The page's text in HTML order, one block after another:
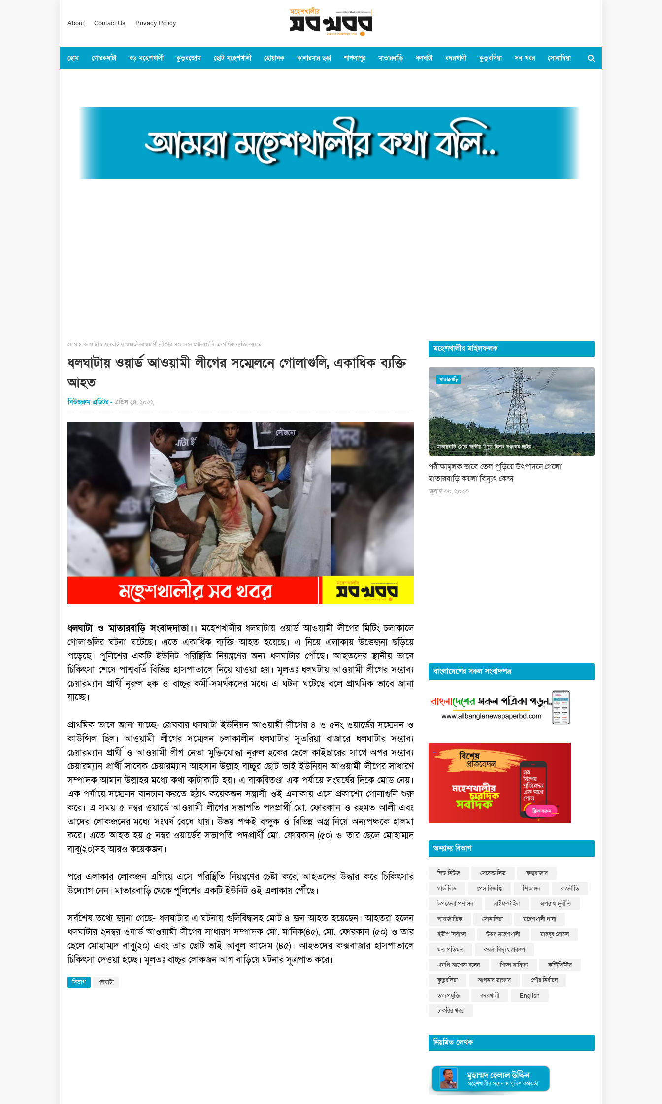
About Contact Us Privacy Policy
হোম গোরকঘাটা বড় মহেশখালী কুতুবজোম ছোট মহেশখালী হোয়ানক কালারমার ছড়া শাপলাপুর মাতারবাড়ি ধলঘাটা বদরখালী কুতুবদিয়া সব খবর সোনাদিয়া
হোম ধলঘাটা ধলঘাটায় ওয়ার্ড আওয়ামী লীগের সম্মেলনে গোলাগুলি, একাধিক ব্যক্তি আহত
ধলঘাটায় ওয়ার্ড আওয়ামী লীগের সম্মেলনে গোলাগুলি, একাধিক ব্যক্তি
আহত
নিউজরুম এডিটর এপ্রিল ২৪, ২০২২
ধলঘাটা ও মাতারবাড়ি সংবাদদাতা।। মহেশখালীর ধলঘাটায় ওয়ার্ড আওয়ামী লীগের মিটিং চলাকালে
গোলাগুলির ঘটনা ঘটেছে। এতে একাধিক ব্যক্তি আহত হয়েছে। এ নিয়ে এলাকায় উত্তেজনা ছড়িয়ে
পড়েছে। পুলিশের একটি ইউনিট পরিস্থিতি নিয়ন্ত্রণের জন্য ধলঘাটার পৌঁছে। আহতদের স্থানীয় ভাবে
চিকিৎসা শেষে পাশ্ববর্তি বিভিন্ন হাসপাতালে নিয়ে যাওয়া হয়। মূলতঃ ধলঘটায় আওয়ামী লীগের সম্ভাব্য
চেয়ারম্যান প্রার্থী নৃরুল হক ও বাচ্চুর কর্মী-সমর্থকদের মধ্যে এ ঘটনা ঘটেছে বলে প্রাথমিক ভাবে জানা
যাচ্ছে।
প্রাথমিক ভাবে জানা যাচ্ছে- রোববার ধলঘাটা ইউনিয়ন আওয়ামী লীগের ৪ ও ৫নং ওয়ার্ডের সম্মেলন ও
কাউন্সিল ছিল। আওয়ামী লীগের সম্মেলন চলাকালীন ধলঘাটার সুতরিয়া বাজারে ধলঘাটার সম্ভাব্য
চেয়ারম্যান প্রার্থী ও আওয়ামী লীগ নেতা মুক্তিযোদ্ধা নুরুল হকের ছেলে কাইছারের সাথে অপর সম্ভাব্য
চেয়ারম্যান প্রার্থী সাবেক চেয়ারম্যান আহসান উল্লাহ বাচ্চুর ছোট ভাই ইউনিয়ন আওয়ামী লীগের সাধারণ
সম্পাদক আমান উল্লাহর মধ্যে কথা কাটাকাটি হয়। এ বাকবিতণ্ডা এক পর্যায়ে সংঘর্ষের দিকে মোড নেয়।
এক পর্যায়ে সম্মেলন বানচাল করতে হঠাৎ কয়েকজন সন্ত্রাসী ওই এলাকায় এসে প্রকাশ্যে গোলাগুলি শুরু
করে। এ সময় ৫ নম্বর ওয়ার্ডে আওয়ামী লীগের সভাপতি পদপ্রার্থী মো. ফোরকান ও রহমত আলী এবং
তাদের লোকজনের মধ্যে সংঘর্ষ বেধে যায়। উভয় পক্ষই বন্দুক ও বিভিন্ন অস্ত্র নিয়ে অন্যপক্ষকে হালমা
করে। এতে আহত হয় ৫ নম্বর ওয়ার্ডের সভাপতি পদপ্রার্থী মো. ফোরকান (৫০) ও তার ছেলে মোহাম্মদ
বাবু(২০)সহ আরও কয়েকজন।
পরে এলাকার লোকজন এগিয়ে এসে পরিস্থিতি নিয়ন্ত্রণের চেষ্টা করে, আহতদের উদ্ধার করে চিকিৎসার
উদ্যোগ নেন। মাতারবাড়ি থেকে পুলিশের একটি ইউনিট ওই এলাকায় পৌঁছে।
সর্বশেষ তথ্যে জানা গেছে- ধলঘাটার এ ঘটনায় গুলিবিদ্ধসহ মোট ৪ জন আহত হয়েছেন। আহতরা হলেন
ধলঘাটার ২নম্বর ওয়ার্ড আওয়ামী লীগের সাধারণ সম্পাদক মো. মানিক(৪৫), মো. ফোরকান (৫০) ও তার
ছেলে মোহাম্মদ বাবুু(২০) এবং তার ছোট ভাই আবুল কাসেম (৪৫)। আহতদের কক্সবাজার হাসপাতালে
চিকিৎসা দেওয়া হচ্ছে। মূলতঃ বাচ্চুর লোকজন আগ বাড়িয়ে ঘটনার সূত্রপাত করে।
বিভাগ ধলঘাটা
মহেশখালীর মাইলফলক
মাতারবাড়ি
পরীক্ষামূলক ভাবে তেল পুড়িয়ে উৎপাদনে গেলো
মাতারবাড়ি কয়লা বিদ্যুৎ কেন্দ্র
জুলাই ৩০, ২০২৩
বাংলাদেশের সকল সংবাদপত্র
অন্যান্য বিভাগ
লিড নিউজ সেকেন্ড লিড
কক্সবাজার
থার্ড লিড
প্রেস বিজ্ঞপ্তি শিক্ষাঙ্গন
রাজনীতি
উপজেলা প্রশাসন
লাইফস্টাইল
অপরাধ-দুর্নীতি
আন্তর্জাতিক
সোনাদিয়া
মহেশখালী থানা
ইউপি নির্বাচন
উত্তর মহেশখালী
মাহবুব রোকন
মত-প্রতিমত
কয়লা বিদ্যুৎ প্রকল্প
এমপি আশেক বলেন
শিল্প সাহিত্য
কন্ট্রিবিউটর
কুতুবদিয়া
আপনার ডাক্তার
পৌর নির্বাচন
তথ্যপ্রযুক্তি
বদরখালী
English
চাকরির খবর
নিয়মিত লেখক